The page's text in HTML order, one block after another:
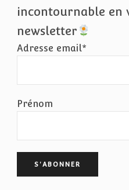
incontournable en
newsletter
Adresse email*
Prénom